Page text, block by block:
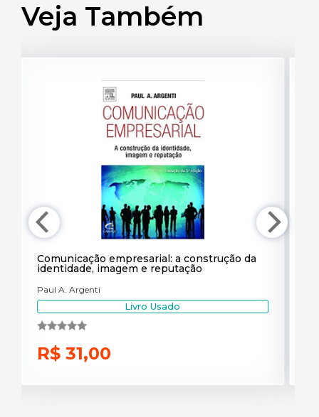
Veja Também
Comunicação empresarial: a construção da
identidade, imagem e reputação
Paul A. Argenti
Livro Usado
R$ 31,00